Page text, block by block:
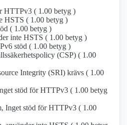
HTTPv3 ( 1.00 betyg )
HSTS ( 1.00 betyg )
( 1.00 betyg )
inte HSTS ( 1.00 betyg )
stöd ( 1.00 betyg )
(CSP) ( 1.00
Integrity (SRI) krävs ( 1.00
stöd för HTTPv3 ( 1.00 betyg
Inget stöd för HTTPv3 ( 1.00